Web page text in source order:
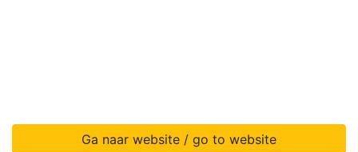
Ga naar website / go to website